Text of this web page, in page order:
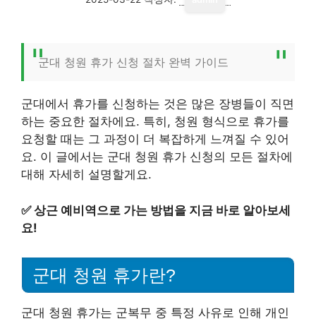
군대 청원 휴가 신청 절차 완벽 가이드
군대에서 휴가를 신청하는 것은 많은 장병들이 직면
하는 중요한 절차에요. 특히, 청원 형식으로 휴가를
요청할 때는 그 과정이 더 복잡하게 느껴질 수 있어
요. 이 글에서는 군대 청원 휴가 신청의 모든 절차에
대해 자세히 설명할게요.
✅상근 예비역으로 가는 방법을 지금 바로 알아보세
요!
군대 청원 휴가란?
군대 청원 휴가는 군복무 중 특정 사유로 인해 개인